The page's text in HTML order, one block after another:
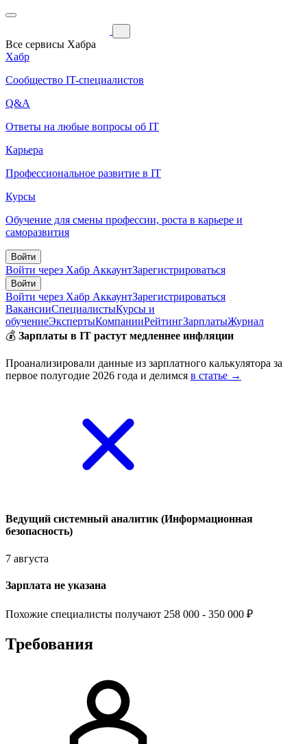
Все сервисы Хабра
Хабр
Сообщество IT-специалистов
Q&A
Ответы на любые вопросы об IT
Карьера
Профессиональное развитие в IT
Курсы
Обучение для смены профессии, роста в карьере и
саморазвития
Войти
Войти через Хабр АккаунтЗарегистрироваться
Войти
Войти через Хабр АккаунтЗарегистрироваться
ВакансииСпециалистыКурсы и
обучениеЭкспертыКомпанииРейтингЗарплатыЖурнал
💰 Зарплаты в IT растут медленнее инфляции
Проанализировали данные из зарплатного калькулятора за
первое полугодие 2026 года и делимся в статье →
Ведущий системный аналитик (Информационная
безопасность)
7 августа
Зарплата не указана
Похожие специалисты получают 258 000 - 350 000 ₽
Требования